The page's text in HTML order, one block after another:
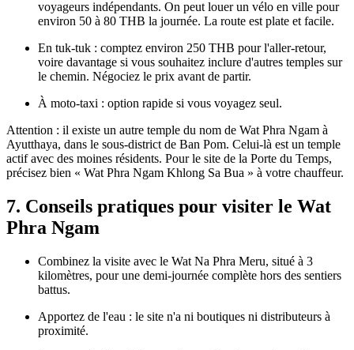
voyageurs indépendants. On peut louer un vélo en ville pour
environ 50 à 80 THB la journée. La route est plate et facile.
En tuk-tuk : comptez environ 250 THB pour l'aller-retour,
voire davantage si vous souhaitez inclure d'autres temples sur
le chemin. Négociez le prix avant de partir.
À moto-taxi : option rapide si vous voyagez seul.
Attention : il existe un autre temple du nom de Wat Phra Ngam à
Ayutthaya, dans le sous-district de Ban Pom. Celui-là est un temple
actif avec des moines résidents. Pour le site de la Porte du Temps,
précisez bien « Wat Phra Ngam Khlong Sa Bua » à votre chauffeur.
7. Conseils pratiques pour visiter le Wat
Phra Ngam
Combinez la visite avec le Wat Na Phra Meru, situé à 3
kilomètres, pour une demi-journée complète hors des sentiers
battus.
Apportez de l'eau : le site n'a ni boutiques ni distributeurs à
proximité.